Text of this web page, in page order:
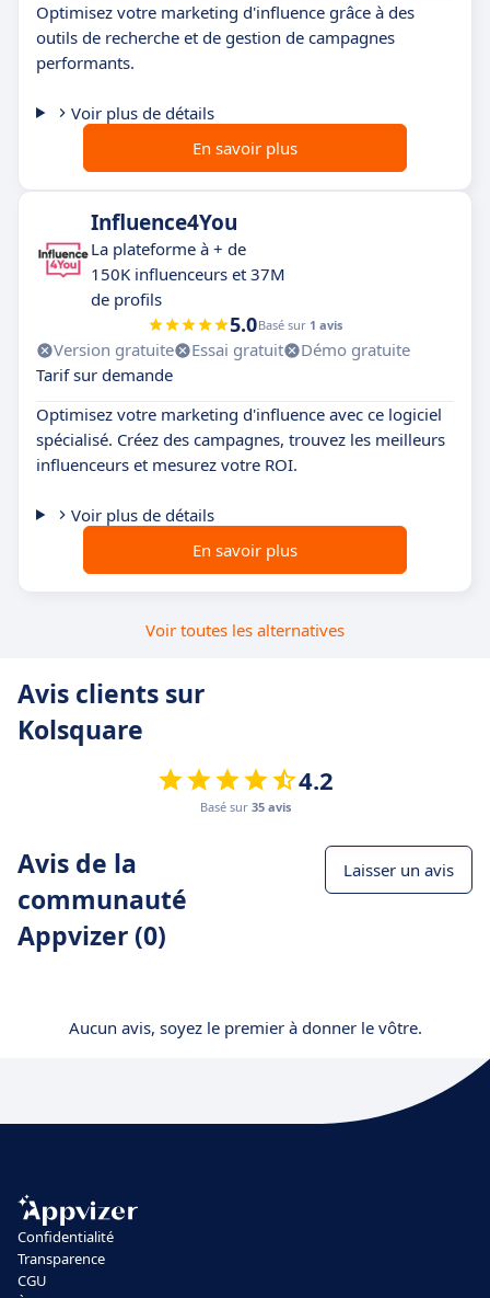
Optimisez votre marketing d'influence grâce à des
outils de recherche et de gestion de campagnes
performants.
Voir plus de détails
En savoir plus
Influence4You
La plateforme à + de
150K influenceurs et 37M
de profils
5.0Basé sur 1 avis
Version gratuite Essai gratuit
Démo gratuite
Tarif sur demande
Optimisez votre marketing d'influence avec ce logiciel
spécialisé. Créez des campagnes, trouvez les meilleurs
influenceurs et mesurez votre ROI.
Voir plus de détails
En savoir plus
Voir toutes les alternatives
Avis clients sur
Kolsquare
4.2
Basé sur 35 avis
Avis de la
communauté
Appvizer (0)
Laisser un avis
Aucun avis, soyez le premier à donner le vôtre.
Confidentialité
Transparence
CGU